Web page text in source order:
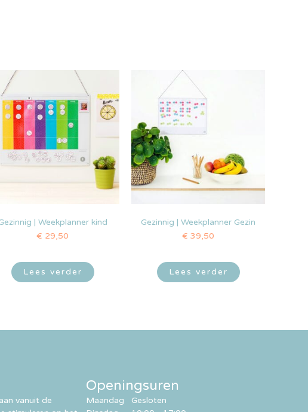
| Weekplanner kind
€ 29,50
Lees verder
Gezinnig | Weekplanner Gezin
€ 39,50
Lees verder
vanuit de
Openingsuren
Maandag
Gesloten